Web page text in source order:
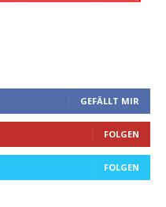
GEFÄLLT MIR
FOLGEN
FOLGEN